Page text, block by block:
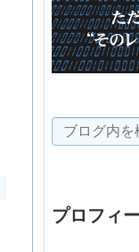
プロフィ